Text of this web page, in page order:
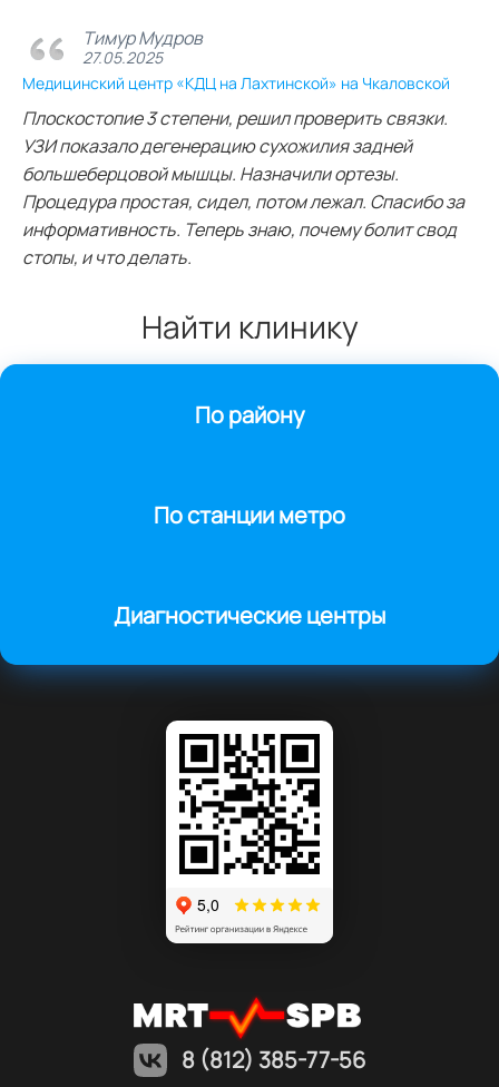
Тимур Мудров
27.05.2025
Медицинский центр «КДЦ на Лахтинской» на Чкаловской
Плоскостопие 3 степени, решил проверить связки.
УЗИ показало дегенерацию сухожилия задней
большеберцовой мышцы. Назначили ортезы.
Процедура простая, сидел, потом лежал. Спасибо за
информативность. Теперь знаю, почему болит свод
стопы, и что делать.
Найти клинику
По району
По станции метро
Диагностические центры
8 (812) 385-77-56